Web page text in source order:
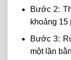
Bước 2:
khoảng 15
Bước 3:
một lần